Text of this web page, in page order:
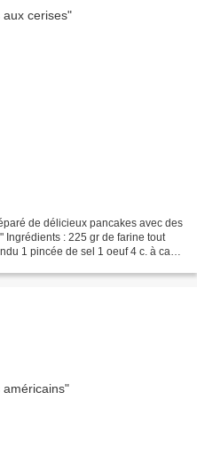
de délicieux pancakes avec des
Ingrédients : 225 gr de farine tout
1 pincée de sel 1 oeuf 4 c. à café